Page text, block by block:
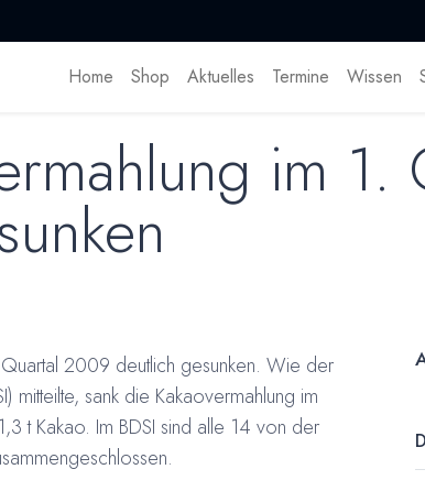
Home Shop Aktuelles Termine Wissen
im 1.
2009 deutlich gesunken. Wie der
mitteilte, sank die Kakaovermahlung im
t Kakao. Im BDSI sind alle 14 von der